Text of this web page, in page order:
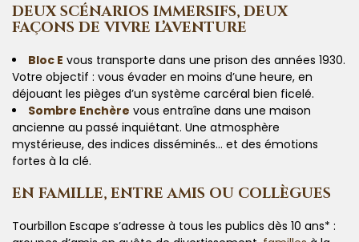
DEUX SCÉNARIOS IMMERSIFS, DEUX
FAÇONS DE VIVRE L’AVENTURE
Bloc E vous transporte dans une prison des années 1930.
Votre objectif : vous évader en moins d’une heure, en
déjouant les pièges d’un système carcéral bien ficelé.
Sombre Enchère vous entraîne dans une maison
ancienne au passé inquiétant. Une atmosphère
mystérieuse, des indices disséminés… et des émotions
fortes à la clé.
EN FAMILLE, ENTRE AMIS OU COLLÈGUES
Tourbillon Escape s’adresse à tous les publics dès 10 ans* :